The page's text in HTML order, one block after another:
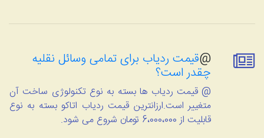
@قیمت ردیاب برای تمامی وسائل نقلیه
چقدر است؟
@ قیمت ردیاب ها بسته به نوع تکنولوژی ساخت آن
متغییر است.ارزانترین قیمت ردیاب اتاکو بسته به نوع
قابلیت از 6،000،000 تومان شروع می شود.